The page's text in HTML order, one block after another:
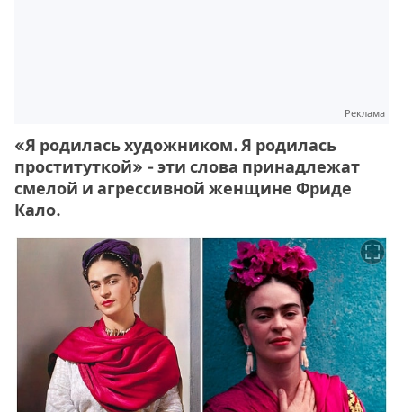
Реклама
«Я родилась художником. Я родилась
проституткой» - эти слова принадлежат
смелой и агрессивной женщине Фриде
Кало.